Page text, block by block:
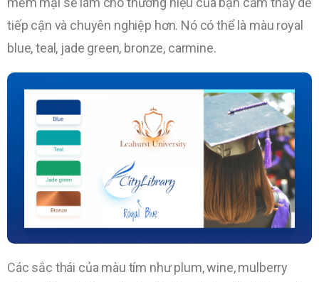
tiếp cận và chuyên nghiệp hơn. Nó có thể là màu royal
blue, teal, jade green, bronze, carmine.
Các sắc thái của màu tím như plum, wine, mulberry